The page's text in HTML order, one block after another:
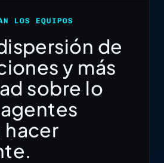
LOS EQUIPOS
de
y más
sobre lo
hacer